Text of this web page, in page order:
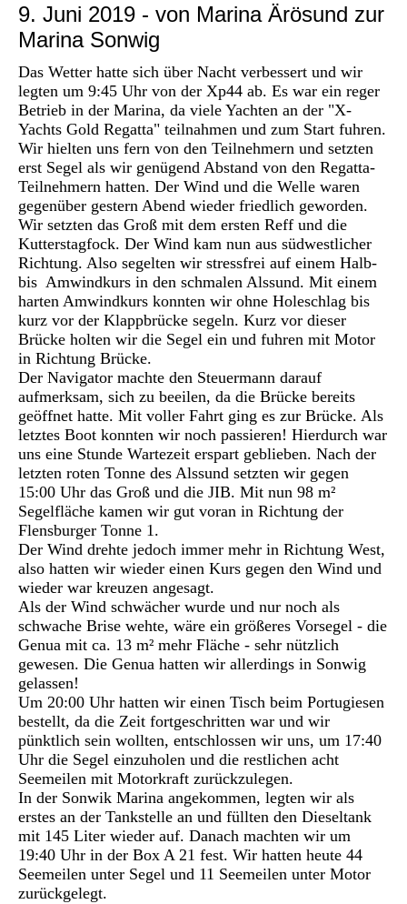
9. Juni 2019 - von Marina Ärösund zur
Marina Sonwig
Das Wetter hatte sich über Nacht verbessert und wir
legten um 9:45 Uhr von der Xp44 ab. Es war ein reger
Betrieb in der Marina, da viele Yachten an der "X-
Yachts Gold Regatta" teilnahmen und zum Start fuhren.
Wir hielten uns fern von den Teilnehmern und setzten
erst Segel als wir genügend Abstand von den Regatta-
Teilnehmern hatten. Der Wind und die Welle waren
gegenüber gestern Abend wieder friedlich geworden.
Wir setzten das Groß mit dem ersten Reff und die
Kutterstagfock. Der Wind kam nun aus südwestlicher
Richtung. Also segelten wir stressfrei auf einem Halb-
bis Amwindkurs in den schmalen Alssund. Mit einem
harten Amwindkurs konnten wir ohne Holeschlag bis
kurz vor der Klappbrücke segeln. Kurz vor dieser
Brücke holten wir die Segel ein und fuhren mit Motor
in Richtung Brücke.
Der Navigator machte den Steuermann darauf
aufmerksam, sich zu beeilen, da die Brücke bereits
geöffnet hatte. Mit voller Fahrt ging es zur Brücke. Als
letztes Boot konnten wir noch passieren! Hierdurch war
uns eine Stunde Wartezeit erspart geblieben. Nach der
letzten roten Tonne des Alssund setzten wir gegen
15:00 Uhr das Groß und die JIB. Mit nun 98 m²
Segelfläche kamen wir gut voran in Richtung der
Flensburger Tonne 1.
Der Wind drehte jedoch immer mehr in Richtung West,
also hatten wir wieder einen Kurs gegen den Wind und
wieder war kreuzen angesagt.
Als der Wind schwächer wurde und nur noch als
schwache Brise wehte, wäre ein größeres Vorsegel - die
Genua mit ca. 13 m² mehr Fläche - sehr nützlich
gewesen. Die Genua hatten wir allerdings in Sonwig
gelassen!
Um 20:00 Uhr hatten wir einen Tisch beim Portugiesen
bestellt, da die Zeit fortgeschritten war und wir
pünktlich sein wollten, entschlossen wir uns, um 17:40
Uhr die Segel einzuholen und die restlichen acht
Seemeilen mit Motorkraft zurückzulegen.
In der Sonwik Marina angekommen, legten wir als
erstes an der Tankstelle an und füllten den Dieseltank
mit 145 Liter wieder auf. Danach machten wir um
19:40 Uhr in der Box A 21 fest. Wir hatten heute 44
Seemeilen unter Segel und 11 Seemeilen unter Motor
zurückgelegt.